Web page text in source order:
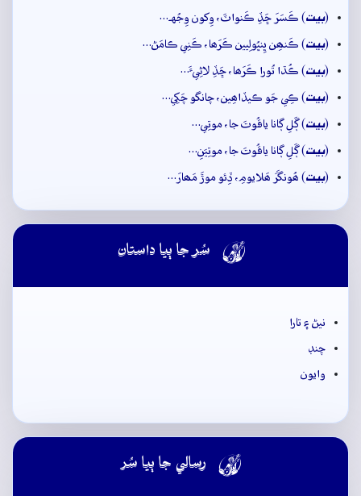
(بيت) ڪَسَرَ ڇَڏِ ڪَنواٽَ، وِکون وِجُهہ…
(بيت) ڪَنھِن ڀِنڀُولِيين ڪَرَھا، ڪَنِي ڪامَڻ…
(بيت) ڪُڌا تُورا ڪَرَھا، ڇَڏِ لاڻِيءَ…
(بيت) ڪِي جَو ڪيڏاھِين، چانگو چَکِي…
(بيت) ڳَلِ ڳانا ياقُوتَ جا، موتِي…
(بيت) ڳَلِ ڳانا ياقُوتَ جا، موتِيَنِ…
(بيت) ھُونگَرَ ھَلايومِ، ڏِئو موڙَ مَھارَ…
 سُر جا ٻيا داستان
نيڻ ۽ تارا
چنڊ
وايون
 رسالي جا ٻيا سُر